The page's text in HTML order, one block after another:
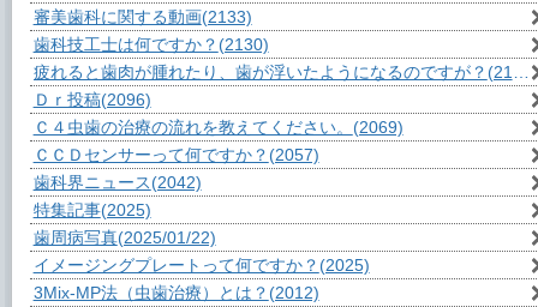
審美歯科に関する動画(2133)
歯科技工士は何ですか？ (2130)
疲れると歯肉が腫れたり、歯が浮いたようになるのですが？ (2109)
Ｄｒ投稿(2096)
Ｃ４虫歯の治療の流れを教えてください。 (2069)
ＣＣＤセンサーって何ですか？ (2057)
歯科界ニュース(2042)
特集記事(2025)
歯周病写真(2025/01/22)
イメージングプレートって何ですか？ (2025)
3Mix-MP法（虫歯治療）とは？ (2012)